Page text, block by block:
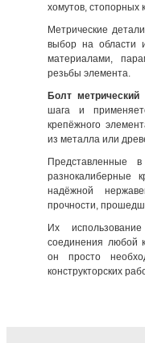
хомутов, стопорных
Метрические
выбор на области
материалами,
резьбы элемента.
Болт метрический
шага и
крепёжного
из металла или
Представленные
разнокалиберные
надёжной
прочности,
Их
соединения любой
он просто
конструкторских